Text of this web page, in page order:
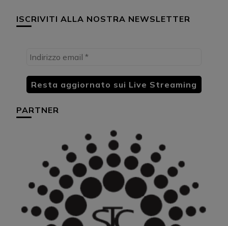
ISCRIVITI ALLA NOSTRA NEWSLETTER
PARTNER